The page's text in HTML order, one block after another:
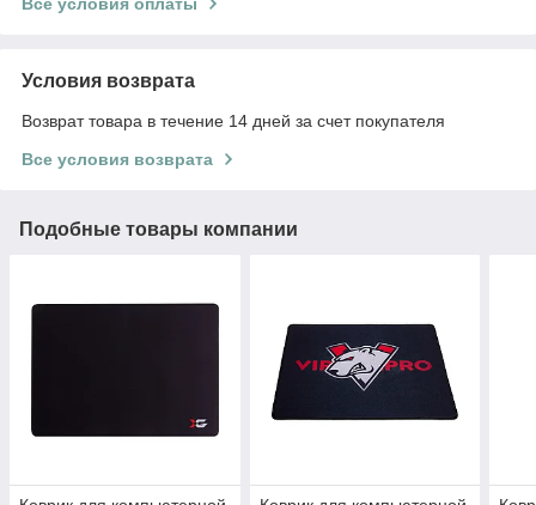
Условия возврата
Возврат товара в течение 14 дней за счет покупателя
Все условия возврата
Подобные товары компании